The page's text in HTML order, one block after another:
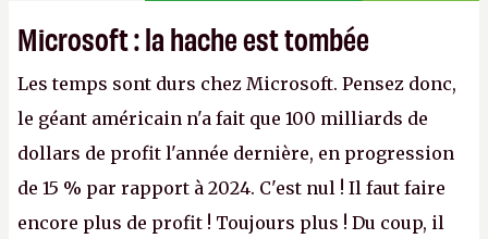
Microsoft : la hache est tombée
Les temps sont durs chez Microsoft. Pensez donc,
le géant américain n'a fait que 100 milliards de
dollars de profit l'année dernière, en progression
de 15 % par rapport à 2024. C'est nul ! Il faut faire
encore plus de profit ! Toujours plus ! Du coup, il